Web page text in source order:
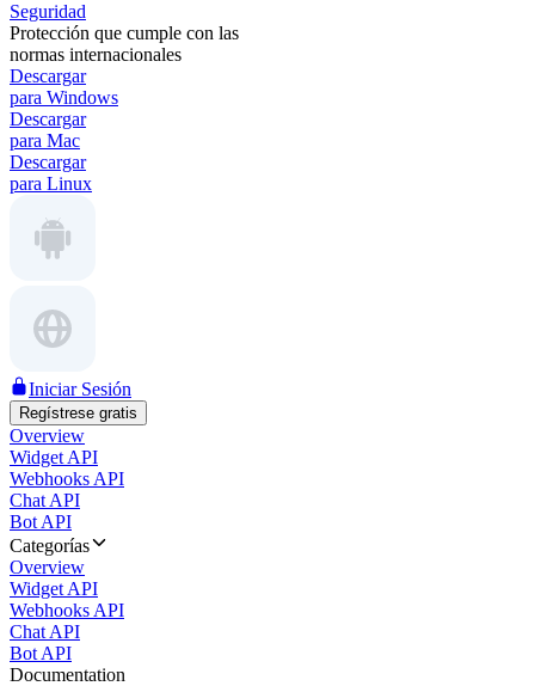
Seguridad
Protección que cumple con las
normas internacionales
Descargar
para Windows
Descargar
para Mac
Descargar
para Linux
Iniciar Sesión
Regístrese gratis
Overview
Widget API
Webhooks API
Chat API
Bot API
Categorías
Overview
Widget API
Webhooks API
Chat API
Bot API
Documentation